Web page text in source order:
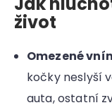
život
Omezené
kočky neslyší
auta, ostatní